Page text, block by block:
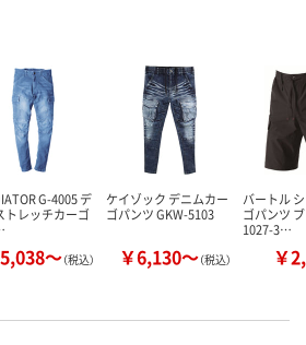
G-4005 デ
トレッチカーゴ
～（税込）
ケイゾック デニムカー
ゴパンツ GKW-5103
￥6,130～（税込）
バートル
ゴパンツ
1027-3…
￥